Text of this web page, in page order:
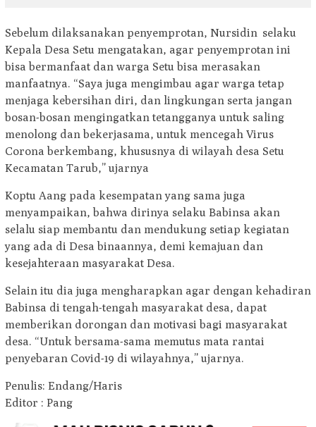
Sebelum dilaksanakan penyemprotan, Nursidin selaku
Kepala Desa Setu mengatakan, agar penyemprotan ini
bisa bermanfaat dan warga Setu bisa merasakan
manfaatnya. “Saya juga mengimbau agar warga tetap
menjaga kebersihan diri, dan lingkungan serta jangan
bosan-bosan mengingatkan tetangganya untuk saling
menolong dan bekerjasama, untuk mencegah Virus
Corona berkembang, khususnya di wilayah desa Setu
Kecamatan Tarub,” ujarnya
Koptu Aang pada kesempatan yang sama juga
menyampaikan, bahwa dirinya selaku Babinsa akan
selalu siap membantu dan mendukung setiap kegiatan
yang ada di Desa binaannya, demi kemajuan dan
kesejahteraan masyarakat Desa.
Selain itu dia juga mengharapkan agar dengan kehadiran
Babinsa di tengah-tengah masyarakat desa, dapat
memberikan dorongan dan motivasi bagi masyarakat
desa. “Untuk bersama-sama memutus mata rantai
penyebaran Covid-19 di wilayahnya,” ujarnya.
Penulis: Endang/Haris
Editor : Pang